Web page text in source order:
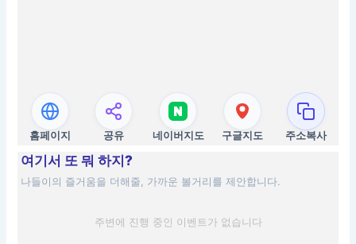
홈페이지 공유 네이버지도 구글지도 주소복사
여기서 또 뭐 하지?
나들이의 즐거움을 더해줄, 가까운 볼거리를 제안합니다.
주변에 진행 중인 이벤트가 없습니다